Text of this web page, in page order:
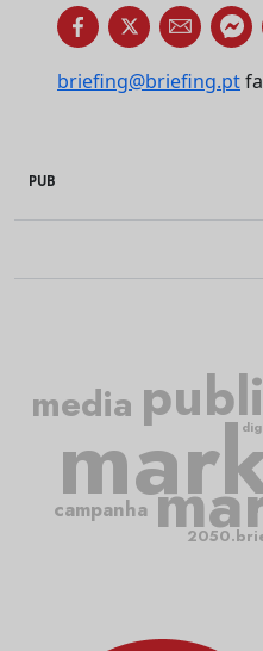
briefing@briefing.pt
PUB
campanha
media